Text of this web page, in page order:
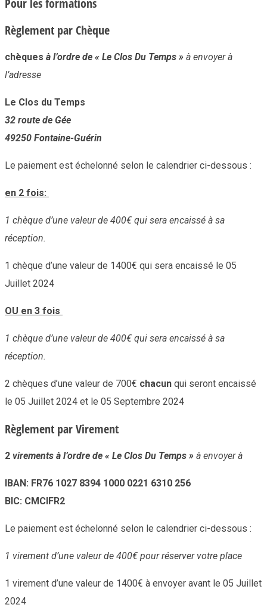
Pour les formations
Règlement par Chèque
chèques à l’ordre de « Le Clos Du Temps » à envoyer à
l’adresse
Le Clos du Temps
32 route de Gée
49250 Fontaine-Guérin
Le paiement est échelonné selon le calendrier ci-dessous :
en 2 fois:
1 chèque d’une valeur de 400€ qui sera encaissé à sa
réception.
1 chèque d’une valeur de 1400€ qui sera encaissé le 05
Juillet 2024
OU en 3 fois
1 chèque d’une valeur de 400€ qui sera encaissé à sa
réception.
2 chèques d’une valeur de 700€ chacun qui seront encaissé
le 05 Juillet 2024 et le 05 Septembre 2024
Règlement par Virement
2 virements à l’ordre de « Le Clos Du Temps » à envoyer à
IBAN: FR76 1027 8394 1000 0221 6310 256
BIC: CMCIFR2
Le paiement est échelonné selon le calendrier ci-dessous :
1 virement d’une valeur de 400€ pour réserver votre place
1 virement d’une valeur de 1400€ à envoyer avant le 05 Juillet
2024